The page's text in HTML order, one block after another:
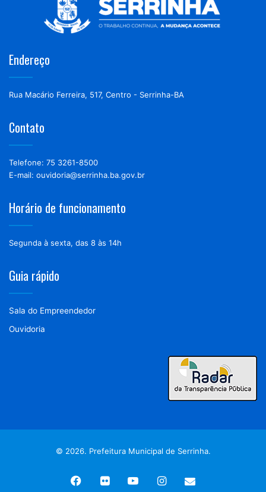
Endereço
Rua Macário Ferreira, 517, Centro - Serrinha-BA
Contato
Telefone: 75 3261-8500
E-mail: ouvidoria@serrinha.ba.gov.br
Horário de funcionamento
Segunda à sexta, das 8 às 14h
Guia rápido
Sala do Empreendedor
Ouvidoria
© 2026. Prefeitura Municipal de Serrinha.
Facebook
Flickr YouTubeInstagram